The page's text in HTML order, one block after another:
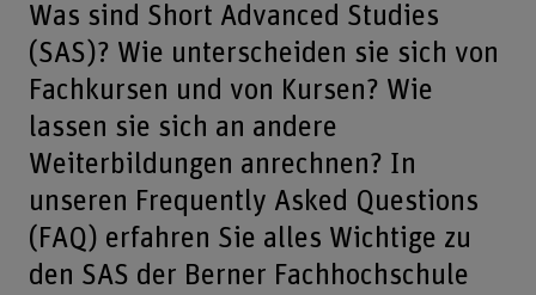
Was sind Short Advanced Studies
(SAS)? Wie unterscheiden sie sich von
Fachkursen und von Kursen? Wie
lassen sie sich an andere
Weiterbildungen anrechnen? In
unseren Frequently Asked Questions
(FAQ) erfahren Sie alles Wichtige zu
den SAS der Berner Fachhochschule